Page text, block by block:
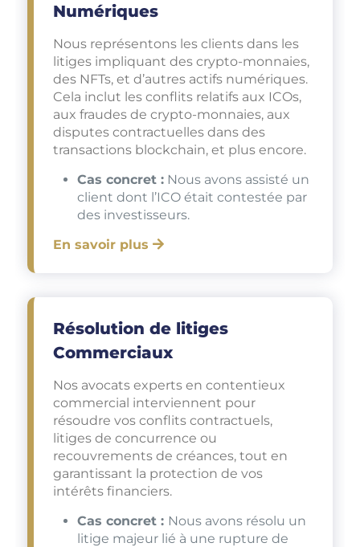
Numériques
Nous représentons les clients dans les
litiges impliquant des crypto-monnaies,
des NFTs, et d’autres actifs numériques.
Cela inclut les conflits relatifs aux ICOs,
aux fraudes de crypto-monnaies, aux
disputes contractuelles dans des
transactions blockchain, et plus encore.
Cas concret :Nous avons assisté un
client dont l’ICO était contestée par
des investisseurs.
En savoir plus
Résolution de litiges
Commerciaux
Nos avocats experts en contentieux
commercial interviennent pour
résoudre vos conflits contractuels,
litiges de concurrence ou
recouvrements de créances, tout en
garantissant la protection de vos
intérêts financiers.
Cas concret : Nous avons résolu un
litige majeur lié à une rupture de